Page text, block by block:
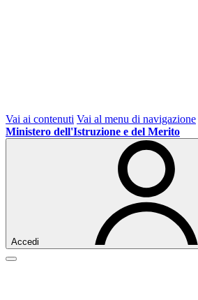
Vai ai contenuti Vai al menu di navigazione
Ministero dell'Istruzione e del Merito
Accedi